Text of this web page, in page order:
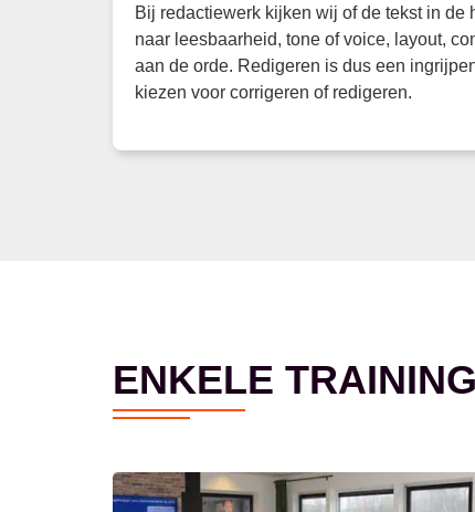
Bij redactiewerk kijken wij of de tekst in
naar leesbaarheid, tone of voice, layout,
aan de orde. Redigeren is dus een
kiezen voor corrigeren of redigeren.
ENKELE